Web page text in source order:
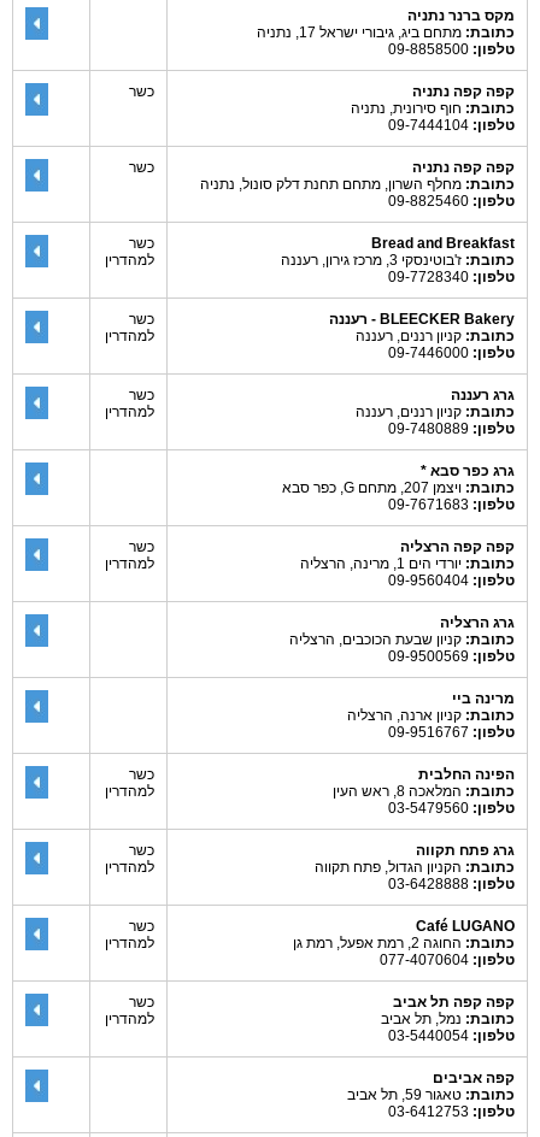
מקס ברנר נתניה
כתובת: מתחם ביג, גיבורי ישראל 17, נתניה
טלפון:
קפה קפה נתניה
כתובת: חוף סירונית, נתניה
טלפון:
כשר
קפה קפה נתניה
כתובת: מחלף השרון, מתחם תחנת דלק סונול, נתניה
טלפון:
כשר
Bread and Breakfast
כתובת: ז'בוטינסקי 3, מרכז גירון, רעננה
טלפון:
כשר
למהדרין
BLEECKER Bakery - רעננה
כתובת: קניון רננים, רעננה
טלפון:
כשר
למהדרין
גרג רעננה
כתובת: קניון רננים, רעננה
טלפון:
כשר
למהדרין
גרג כפר סבא *
כתובת: ויצמן 207, מתחם G, כפר סבא
טלפון:
קפה קפה הרצליה
כתובת: יורדי הים 1, מרינה, הרצליה
טלפון:
כשר
למהדרין
גרג הרצליה
כתובת: קניון שבעת הכוכבים, הרצליה
טלפון:
מרינה ביי
כתובת: קניון ארנה, הרצליה
טלפון:
הפינה החלבית
כתובת: המלאכה 8, ראש העין
טלפון:
כשר
למהדרין
גרג פתח תקווה
כתובת: הקניון הגדול, פתח תקווה
טלפון:
כשר
למהדרין
Café LUGANO
כתובת: החוגה 2, רמת אפעל, רמת גן
טלפון:
כשר
למהדרין
קפה קפה תל אביב
כתובת: נמל, תל אביב
טלפון:
כשר
למהדרין
קפה אביבים
כתובת: טאגור 59, תל אביב
טלפון: